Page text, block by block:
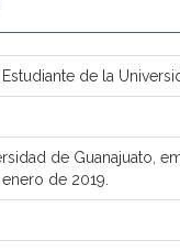
de la
de Guanajuato,
de 2019.